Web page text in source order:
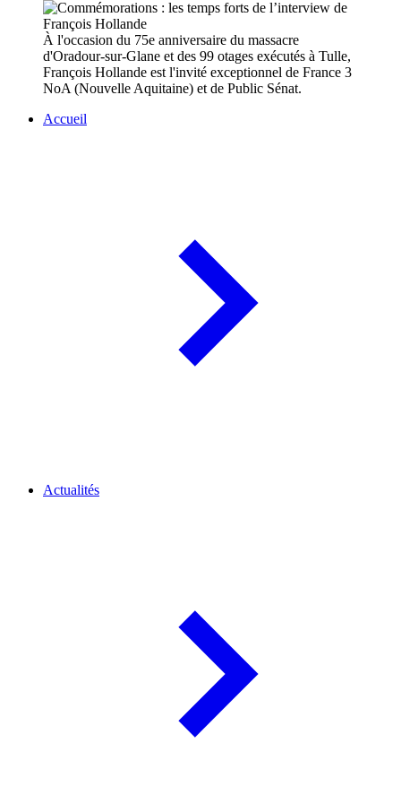
À l'occasion du 75e anniversaire du massacre
d'Oradour-sur-Glane et des 99 otages exécutés à Tulle,
François Hollande est l'invité exceptionnel de France 3
NoA (Nouvelle Aquitaine) et de Public Sénat.
Accueil
Actualités